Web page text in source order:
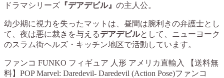
ドラマシリーズ 『デアデビル』 の主人公。
幼少期に視力を失ったマットは、昼間は腕利きの弁護士とし
て、夜は悪に裁きを与えるデアデビルとして、ニューヨーク
のスラム街ヘルズ・キッチン地区で活動しています。
ファンコ FUNKO フィギュア 人形 アメリカ直輸入 【送料無
料】POP Marvel: Daredevil- Daredevil (Action Pose)ファンコ